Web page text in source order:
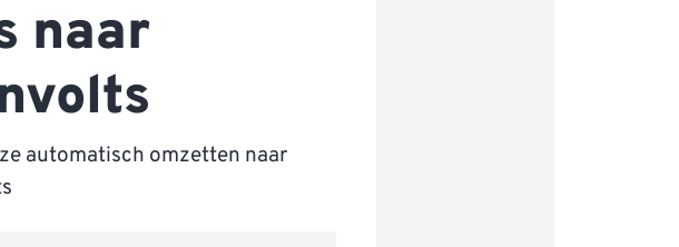
naar
automatisch omzetten naar